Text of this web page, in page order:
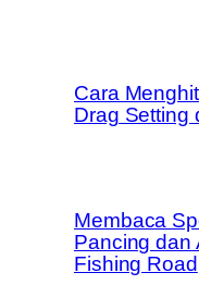
Cara
Drag Setting
Membaca
Pancing dan
Fishing Road